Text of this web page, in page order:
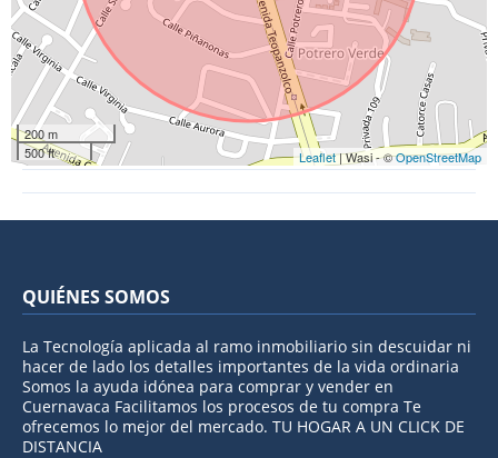
200 m
500 ft
Leaflet| Wasi - ©OpenStreetMap
QUIÉNES SOMOS
La Tecnología aplicada al ramo inmobiliario sin descuidar ni
hacer de lado los detalles importantes de la vida ordinaria
Somos la ayuda idónea para comprar y vender en
Cuernavaca Facilitamos los procesos de tu compra Te
ofrecemos lo mejor del mercado. TU HOGAR A UN CLICK DE
DISTANCIA